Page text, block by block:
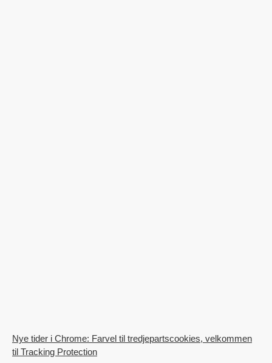
Nye tider i Chrome: Farvel til tredjepartscookies, velkommen
til Tracking Protection